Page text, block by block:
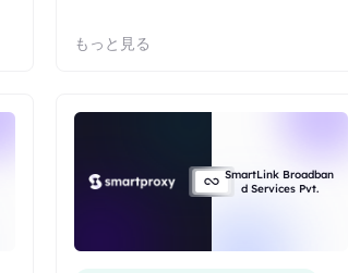
もっと見る
SmartLink Broadban
d Services Pvt.